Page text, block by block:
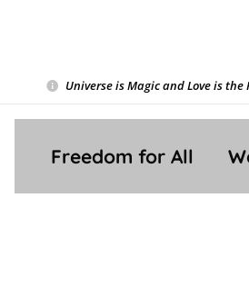
Universe is Magic and Love is the
Freedom for All ❤️